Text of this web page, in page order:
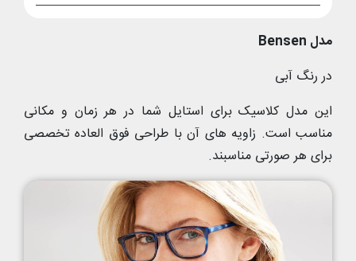
مدل Bensen
در رنگ آبی
این مدل کلاسیک برای استایل شما در هر زمان و مکانی
مناسب است. زاویه های آن با طراحی فوق العاده تخصصی
برای هر صورتی مناسبند.